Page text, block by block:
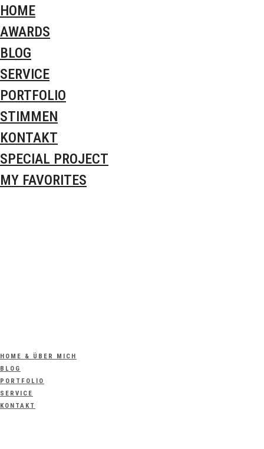
HOME
AWARDS
BLOG
SERVICE
PORTFOLIO
STIMMEN
KONTAKT
SPECIAL PROJECT
MY FAVORITES
HOME & ÜBER MICH
BLOG
PORTFOLIO
SERVICE
KONTAKT